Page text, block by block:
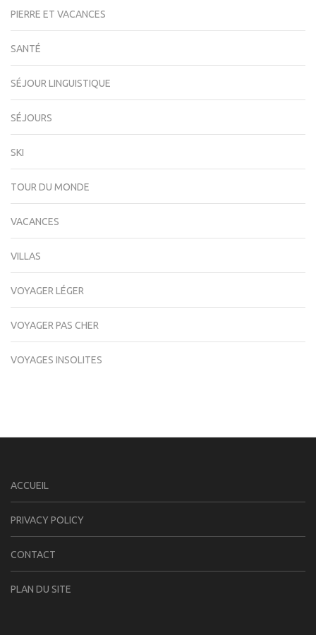
PIERRE ET VACANCES
SANTÉ
SÉJOUR LINGUISTIQUE
SÉJOURS
SKI
TOUR DU MONDE
VACANCES
VILLAS
VOYAGER LÉGER
VOYAGER PAS CHER
VOYAGES INSOLITES
ACCUEIL
PRIVACY POLICY
CONTACT
PLAN DU SITE